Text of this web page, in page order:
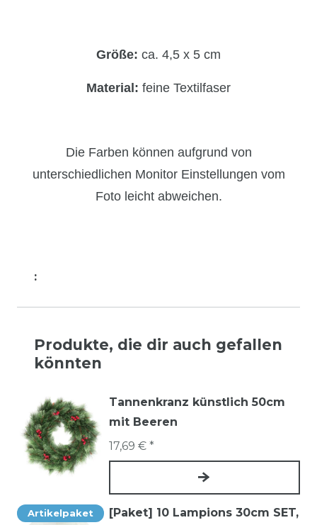
Größe: ca. 4,5 x 5 cm
Material: feine Textilfaser
Die Farben können aufgrund von
unterschiedlichen Monitor Einstellungen vom
Foto leicht abweichen.
:
Produkte, die dir auch gefallen
könnten
Tannenkranz künstlich 50cm
mit Beeren
17,69 € *
Artikelpaket [Paket] 10 Lampions 30cm SET,